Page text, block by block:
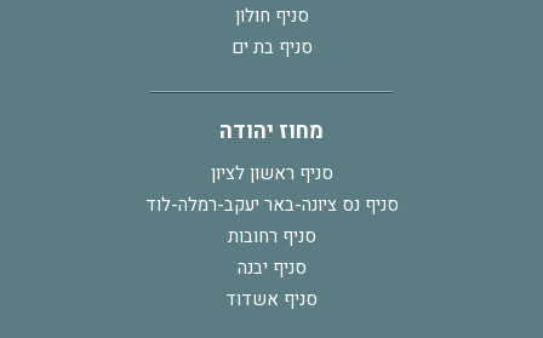
סניף חולון
סניף בת ים
מחוז יהודה
סניף ראשון לציון
סניף נס ציונה-באר יעקב-רמלה-לוד
סניף רחובות
סניף יבנה
סניף אשדוד